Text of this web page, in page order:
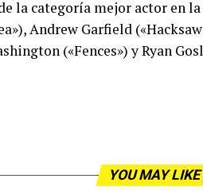
la categoría mejor actor en
Andrew Garfield
(«Fences») y Ryan
YOU MAY LIKE